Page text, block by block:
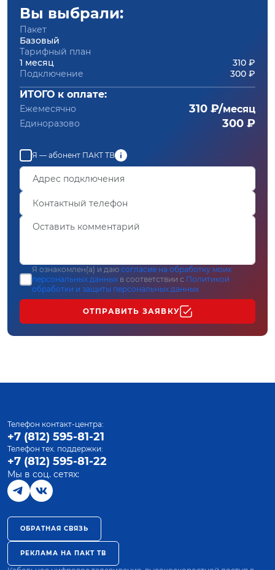
Вы выбрали:
Пакет
Базовый
Тарифный план
1 месяц
310 ₽
Подключение
300 ₽
ИТОГО к оплате:
Ежемесячно 310 ₽/месяц
Единоразово 300 ₽
Я — абонент ПАКТ ТВ
Я ознакомлен(а) и даю согласие на обработку моих
персональных данных в соответствии с Политикой
обработки и защиты персональных данных
ОТПРАВИТЬ ЗАЯВКУ
Телефон контакт-центра:
+7 (812) 595-81-21
Телефон тех. поддержки:
+7 (812) 595-81-22
Мы в соц. сетях:
ОБРАТНАЯ СВЯЗЬ
РЕКЛАМА НА ПАКТ ТВ